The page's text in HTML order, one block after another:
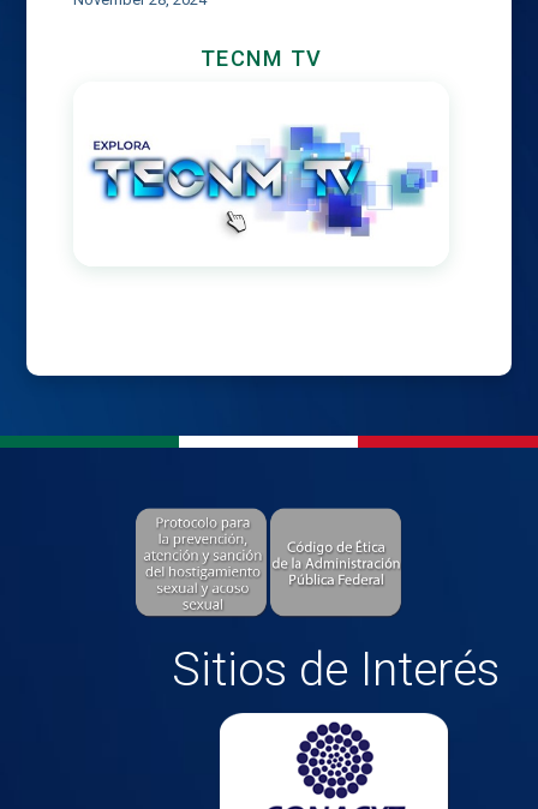
TECNM TV
Sitios de Interés